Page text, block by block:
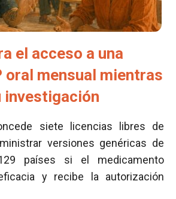
el acceso a una
oral mensual mientras
investigación
siete licencias libres de
versiones genéricas de
países si el medicamento
y recibe la autorización